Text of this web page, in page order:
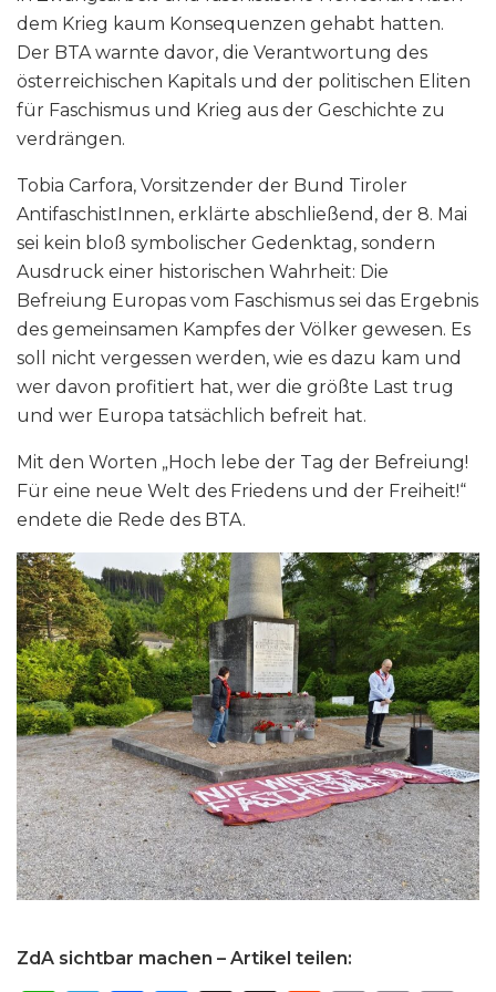
dem Krieg kaum Konsequenzen gehabt hatten.
Der BTA warnte davor, die Verantwortung des
österreichischen Kapitals und der politischen Eliten
für Faschismus und Krieg aus der Geschichte zu
verdrängen.
Tobia Carfora, Vorsitzender der Bund Tiroler
AntifaschistInnen, erklärte abschließend, der 8. Mai
sei kein bloß symbolischer Gedenktag, sondern
Ausdruck einer historischen Wahrheit: Die
Befreiung Europas vom Faschismus sei das Ergebnis
des gemeinsamen Kampfes der Völker gewesen. Es
soll nicht vergessen werden, wie es dazu kam und
wer davon profitiert hat, wer die größte Last trug
und wer Europa tatsächlich befreit hat.
Mit den Worten „Hoch lebe der Tag der Befreiung!
Für eine neue Welt des Friedens und der Freiheit!“
endete die Rede des BTA.
ZdA sichtbar machen – Artikel teilen: